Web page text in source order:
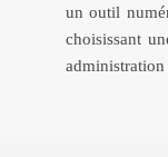
un outil
choisissant